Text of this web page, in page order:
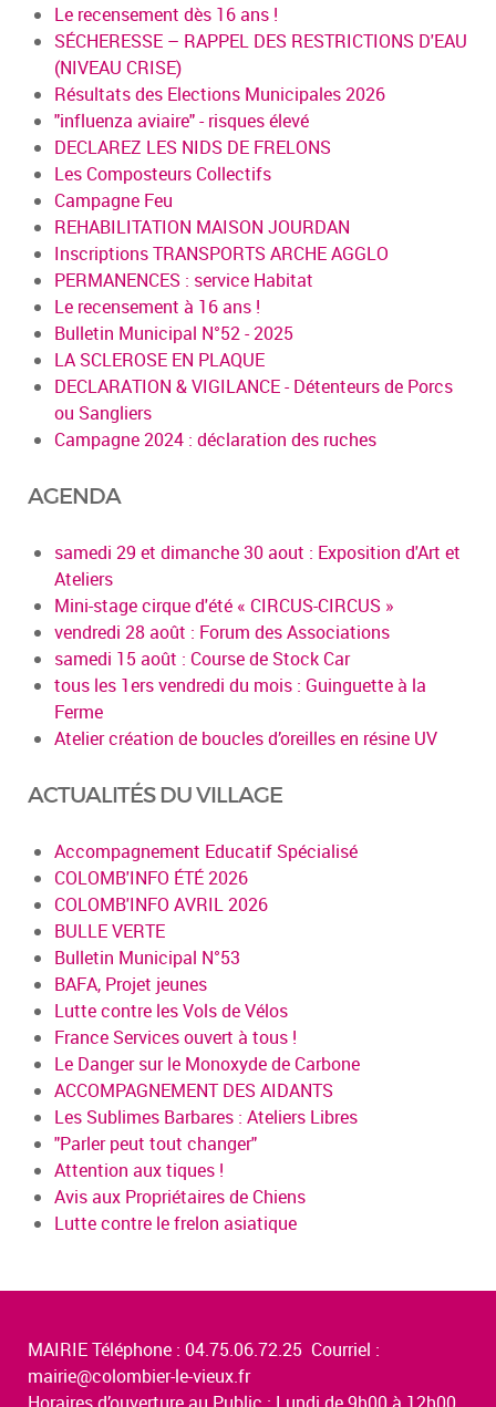
Le recensement dès 16 ans !
SÉCHERESSE – RAPPEL DES RESTRICTIONS D'EAU
(NIVEAU CRISE)
Résultats des Elections Municipales 2026
"influenza aviaire" - risques élevé
DECLAREZ LES NIDS DE FRELONS
Les Composteurs Collectifs
Campagne Feu
REHABILITATION MAISON JOURDAN
Inscriptions TRANSPORTS ARCHE AGGLO
PERMANENCES : service Habitat
Le recensement à 16 ans !
Bulletin Municipal N°52 - 2025
LA SCLEROSE EN PLAQUE
DECLARATION & VIGILANCE - Détenteurs de Porcs
ou Sangliers
Campagne 2024 : déclaration des ruches
AGENDA
samedi 29 et dimanche 30 aout : Exposition d'Art et
Ateliers
Mini-stage cirque d'été « CIRCUS-CIRCUS »
vendredi 28 août : Forum des Associations
samedi 15 août : Course de Stock Car
tous les 1ers vendredi du mois : Guinguette à la
Ferme
Atelier création de boucles d’oreilles en résine UV
ACTUALITÉS DU VILLAGE
Accompagnement Educatif Spécialisé
COLOMB'INFO ÉTÉ 2026
COLOMB'INFO AVRIL 2026
BULLE VERTE
Bulletin Municipal N°53
BAFA, Projet jeunes
Lutte contre les Vols de Vélos
France Services ouvert à tous !
Le Danger sur le Monoxyde de Carbone
ACCOMPAGNEMENT DES AIDANTS
Les Sublimes Barbares : Ateliers Libres
"Parler peut tout changer"
Attention aux tiques !
Avis aux Propriétaires de Chiens
Lutte contre le frelon asiatique
MAIRIE Téléphone : 04.75.06.72.25 Courriel :
mairie@colombier-le-vieux.fr